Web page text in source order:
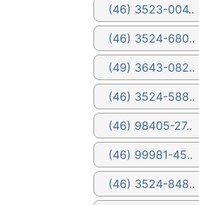
(46) 3523-004..
(46) 3524-680..
(49) 3643-082..
(46) 3524-588..
(46) 98405-27..
(46) 99981-45..
(46) 3524-848..